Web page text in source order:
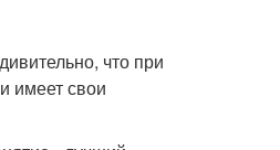
что при
имеет свои